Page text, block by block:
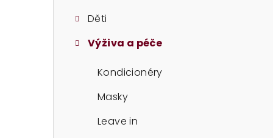
Děti
Výživa a péče
Kondicionéry
Masky
Leave in